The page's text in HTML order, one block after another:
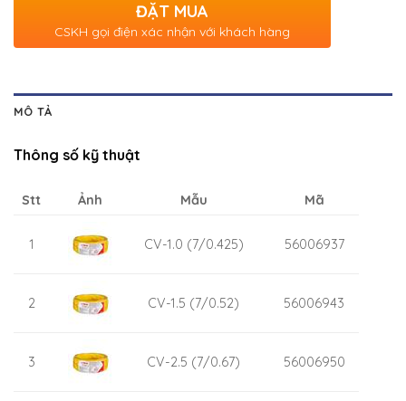
ĐẶT MUA
CSKH gọi điện xác nhận với khách hàng
MÔ TẢ
Thông số kỹ thuật
Stt Ảnh Mẫu Mã
1 CV-1.0 (7/0.425) 56006937
2 CV-1.5 (7/0.52) 56006943
3 CV-2.5 (7/0.67) 56006950